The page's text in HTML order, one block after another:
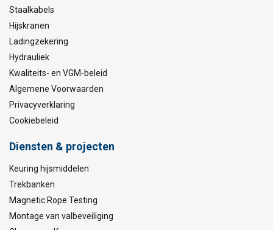
Staalkabels
Hijskranen
Ladingzekering
Hydrauliek
Kwaliteits- en VGM-beleid
Algemene Voorwaarden
Privacyverklaring
Cookiebeleid
Diensten & projecten
Keuring hijsmiddelen
Trekbanken
Magnetic Rope Testing
Montage van valbeveiliging